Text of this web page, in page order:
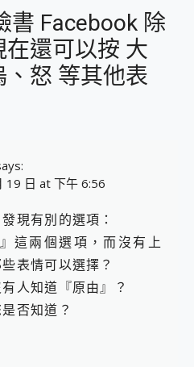
書 Facebook 除
還可以按 大
怒 等其他表
19 日 at 下午 6:56
現有別的選項：
這兩個選項，而沒有上
表情可以選擇？
人知道『原由』？
否知道？